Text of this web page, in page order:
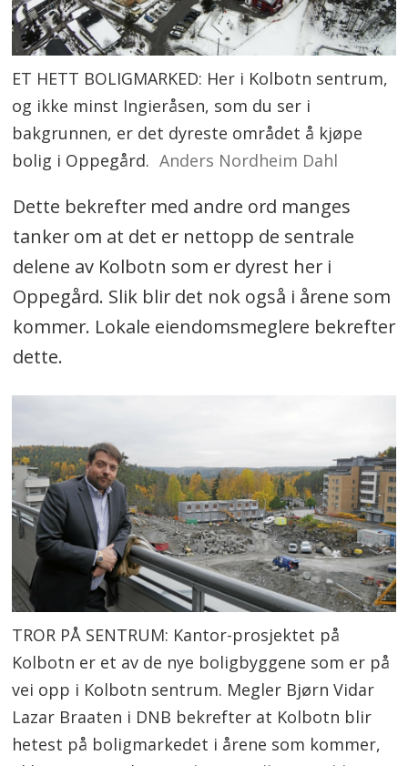
ET HETT BOLIGMARKED: Her i Kolbotn sentrum,
og ikke minst Ingieråsen, som du ser i
bakgrunnen, er det dyreste området å kjøpe
bolig i Oppegård. Anders Nordheim Dahl
Dette bekrefter med andre ord manges
tanker om at det er nettopp de sentrale
delene av Kolbotn som er dyrest her i
Oppegård. Slik blir det nok også i årene som
kommer. Lokale eiendomsmeglere bekrefter
dette.
TROR PÅ SENTRUM: Kantor-prosjektet på
Kolbotn er et av de nye boligbyggene som er på
vei opp i Kolbotn sentrum. Megler Bjørn Vidar
Lazar Braaten i DNB bekrefter at Kolbotn blir
hetest på boligmarkedet i årene som kommer,